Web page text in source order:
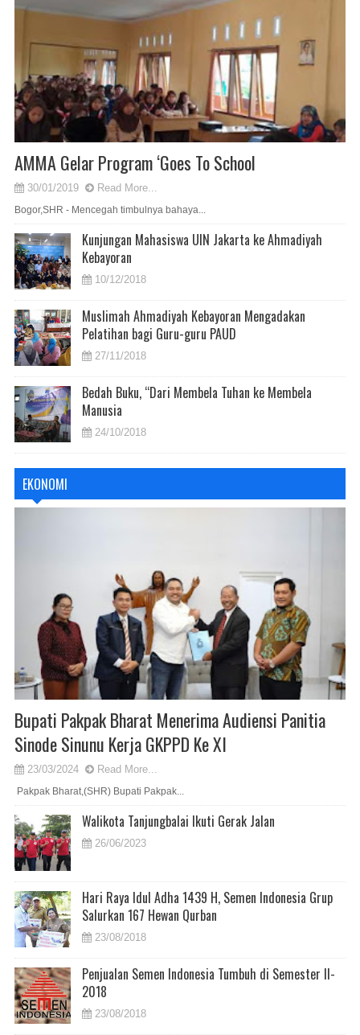
AMMA Gelar Program ‘Goes To School
30/01/2019 Read More...
Bogor,SHR - Mencegah timbulnya bahaya...
Kunjungan Mahasiswa UIN Jakarta ke Ahmadiyah
Kebayoran
10/12/2018
Muslimah Ahmadiyah Kebayoran Mengadakan
Pelatihan bagi Guru-guru PAUD
27/11/2018
Bedah Buku, “Dari Membela Tuhan ke Membela
Manusia
24/10/2018
EKONOMI
Bupati Pakpak Bharat Menerima Audiensi Panitia
Sinode Sinunu Kerja GKPPD Ke XI
23/03/2024 Read More...
Pakpak Bharat,(SHR) Bupati Pakpak...
Walikota Tanjungbalai Ikuti Gerak Jalan
26/06/2023
Hari Raya Idul Adha 1439 H, Semen Indonesia Grup
Salurkan 167 Hewan Qurban
23/08/2018
Penjualan Semen Indonesia Tumbuh di Semester II-
2018
23/08/2018